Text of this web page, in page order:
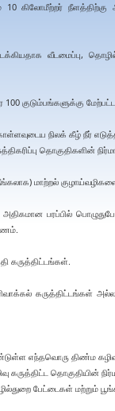
நீளத்திற்கு
வீடமைப்பு,
குடும்பங்களுக்கு
நிலக் கீழ் நீர்
தொகுதிகளின்
நீங்கலாக) மாற்றல்
பரப்பில்
கருத்திட்டங்கள்.
எந்தவொரு திண்ம
கருத்திட்ட தொகுதியின்
பேட்டைகள் மற்றும்